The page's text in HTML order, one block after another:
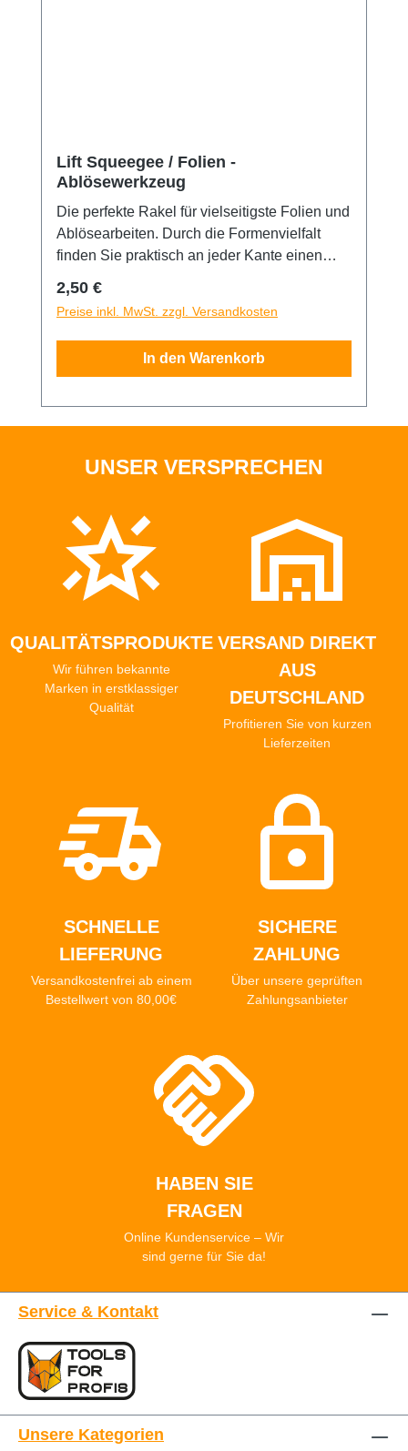
Lift Squeegee / Folien -
Ablösewerkzeug
Die perfekte Rakel für vielseitigste Folien und
Ablösearbeiten. Durch die Formenvielfalt
finden Sie praktisch an jeder Kante einen
entfernt werden muss. Maße ca. 6,5 x 6,0 cm
Regulärer Preis:
2,50 €
Preise inkl. MwSt. zzgl. Versandkosten
In den Warenkorb
UNSER VERSPRECHEN
QUALITÄTSPRODUKTE
Wir führen bekannte
Marken in erstklassiger
Qualität
VERSAND DIREKT
AUS
DEUTSCHLAND
Profitieren Sie von kurzen
Lieferzeiten
SCHNELLE
LIEFERUNG
Versandkostenfrei ab einem
Bestellwert von 80,00€
SICHERE
ZAHLUNG
Über unsere geprüften
Zahlungsanbieter
HABEN SIE
FRAGEN
Online Kundenservice – Wir
sind gerne für Sie da!
Service & Kontakt
Unsere Kategorien